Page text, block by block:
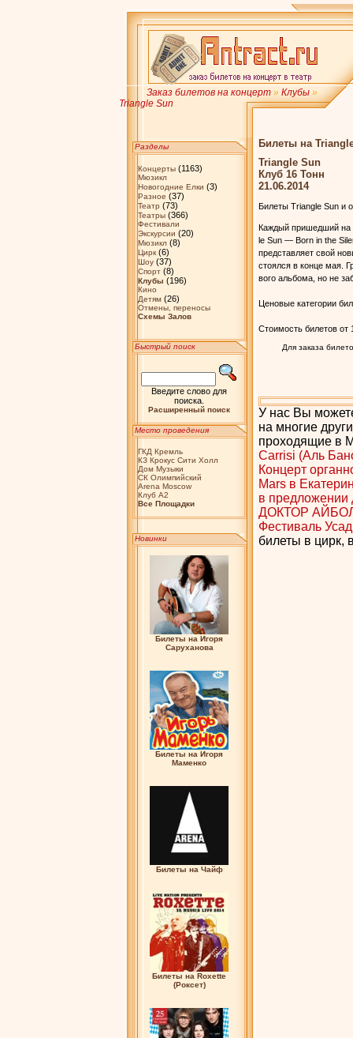
Заказ билетов на концерт» Клубы»
Triangle Sun
Разделы
Концерты(1163)
Мюзикл
Новогодние Елки (3)
Разное (37)
Театр (73)
Театры(366)
Фестивали
Экскурсии (20)
Мюзикл(8)
Цирк(6)
Шоу(37)
Спорт(8)
Клубы (196)
Кино
Детям(26)
Отмены, переносы
Схемы Залов
Быстрый поиск
Введите слово для
поиска.
Расширенный поиск
Место проведения
ГКД Кремль
КЗ Крокус Сити Холл
Дом Музыки
СК Олимпийский
Arena Moscow
Клуб А2
Bсе Площадки
Новинки
Билеты на Игоря
Саруханова
Билеты на Игоря
Маменко
Билеты на Чайф
Билеты на Roxette
(Роксет)
Билеты на
Triangle Sun
Клуб 16 Тонн
21.06.2014
Билеты Triangle Sun и
Каждый прише­дший на
le Sun — Born in the
предс­та­вля­ет свой
сто­ялся в ко­нце мая.
во­го альбома, но не
Ценовые категории
Стоимость билетов от
Для заказа
У нас Вы
на многие
проходящие в
Carrisi (Аль
Концерт
Mars в
в предложении
ДОКТОР
Фестиваль
билеты в цирк,